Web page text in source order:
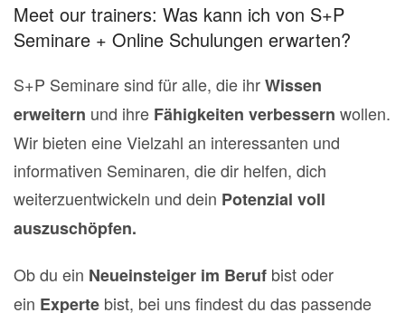
Meet our trainers: Was kann ich von S+P
Seminare + Online Schulungen erwarten?
S+P Seminare sind für alle, die ihrWissen
erweitern und ihre Fähigkeiten verbessern wollen.
Wir bieten eine Vielzahl an interessanten und
informativen Seminaren, die dir helfen, dich
weiterzuentwickeln und dein Potenzial voll
auszuschöpfen.
Ob du ein Neueinsteiger im Beruf bist oder
ein Experte bist, bei uns findest du das passende